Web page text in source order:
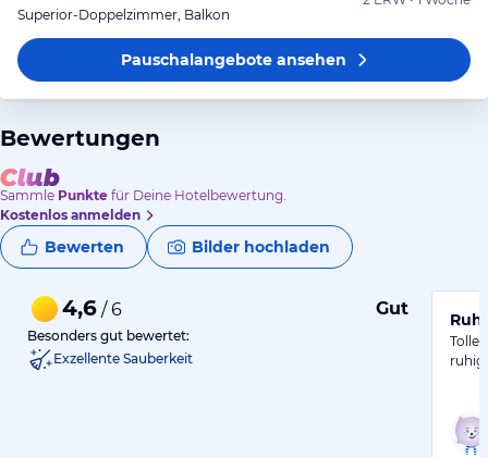
Superior-Doppelzimmer, Balkon
Pauschalangeboteansehen
Bewertungen
Sammle Punkte für Deine Hotelbewertung.
Kostenlos anmelden
Bewerten Bilder hochladen
4,6 / 6 Gut
Besonders gut bewertet:
Exzellente Sauberkeit
Tolle